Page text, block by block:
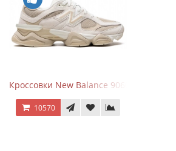
Кроссовки New Balance 9060 Beige White
10570